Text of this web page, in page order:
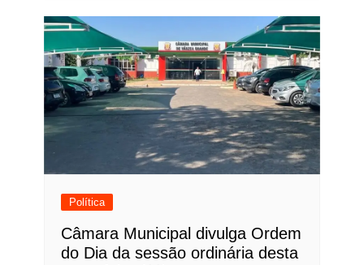
Política
Câmara Municipal divulga Ordem
do Dia da sessão ordinária desta